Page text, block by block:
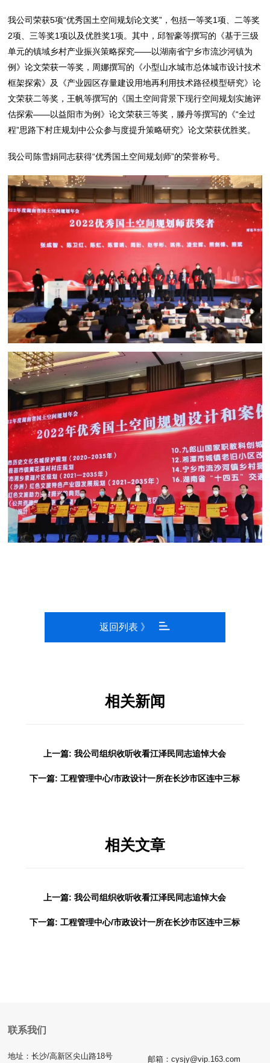
我公司荣获5项“优秀国土空间规划论文奖”，包括一等奖1项、二等奖
2项、三等奖1项以及优胜奖1项。其中，邱智豪等撰写的《基于三级
单元的镇域乡村产业振兴策略探究——以湖南省宁乡市流沙河镇为
例》论文荣获一等奖，周娜撰写的《小型山水城市总体城市设计技术
框架探索》及《产业园区存量建设用地再利用技术路径模型研究》论
文荣获二等奖，王帆等撰写的《国土空间背景下现行空间规划实施评
估探索——以益阳市为例》论文荣获三等奖，滕丹等撰写的《“全过
程”思路下村庄规划中公众参与度提升策略研究》论文荣获优胜奖。
我公司陈雪娟同志获得“优秀国土空间规划师”的荣誉称号。
返回列表 》
相关新闻
上一篇: 我公司组织收听收看江泽民同志追悼大会
下一篇: 工程管理中心/市政设计一所在长沙市区连中三标
相关文章
上一篇: 我公司组织收听收看江泽民同志追悼大会
下一篇: 工程管理中心/市政设计一所在长沙市区连中三标
联系我们
地址：长沙/高新区尖山路18号 邮箱：cysjy@vip.163.com